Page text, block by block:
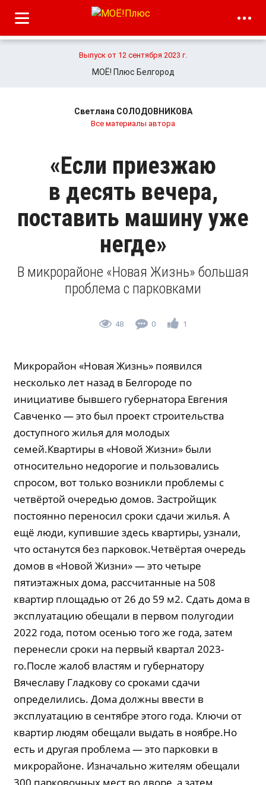
Выпуск от 12 сентября 2023 г.
МОЁ! Плюс Белгород
Светлана СОЛОДОВНИКОВА
Все материалы автора
«Если приезжаю
в десять вечера,
поставить машину уже
негде»
В микрорайоне «Новая Жизнь» большая
проблема с парковками
48 0 1
Микрорайон «Новая Жизнь» появился
несколько лет назад в Белгороде по
инициативе бывшего губернатора Евгения
Савченко — это был проект строительства
доступного жилья для молодых
семей.Квартиры в «Новой Жизни» были
относительно недорогие и пользовались
спросом, вот только возникли проблемы с
четвёртой очередью домов. Застройщик
постоянно переносил сроки сдачи жилья. А
ещё люди, купившие здесь квартиры, узнали,
что останутся без парковок.Четвёртая очередь
домов в «Новой Жизни» — это четыре
пятиэтажных дома, рассчитанные на 508
квартир площадью от 26 до 59 м2. Сдать дома в
эксплуатацию обещали в первом полугодии
2022 года, потом осенью того же года, затем
перенесли сроки на первый квартал 2023-
го.После жалоб властям и губернатору
Вячеславу Гладкову со сроками сдачи
определились. Дома должны ввести в
эксплуатацию в сентябре этого года. Ключи от
квартир людям обещали выдать в ноябре.Но
есть и другая проблема — это парковки в
микрорайоне. Изначально жителям обещали